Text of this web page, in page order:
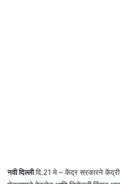
नवी दिल्लीदि.21 मे – केंद्र सरकारने